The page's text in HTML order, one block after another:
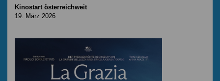
Kinostart österreichweit
19. März 2026